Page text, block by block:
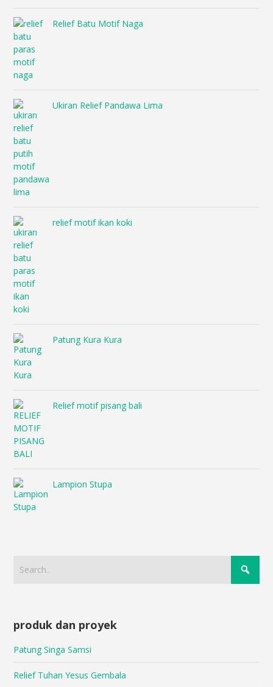
Relief Batu Motif Naga
Ukiran Relief Pandawa Lima
relief motif ikan koki
Patung Kura Kura
Relief motif pisang bali
Lampion Stupa
produk dan proyek
Patung Singa Samsi
Relief Tuhan Yesus Gembala